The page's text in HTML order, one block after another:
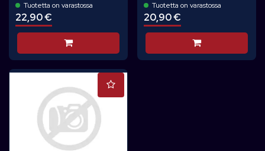
Tuotetta on varastossa
22,90 €
Lisää koriin
Tuotetta on varastossa
20,90 €
Lisää koriin